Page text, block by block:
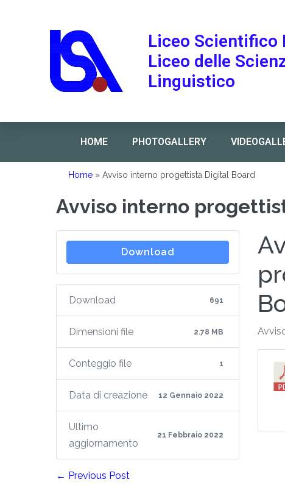
Liceo Scientifico
Liceo delle
Linguistico
HOME PHOTOGALLERY
Home » Avviso interno progettista Digital Board
Avviso interno
Download
Download 691
Dimensioni file 2.78 MB
Conteggio file 1
Data di creazione 12 Gennaio 2022
Ultimo
aggiornamento
21 Febbraio 2022
← Previous Post